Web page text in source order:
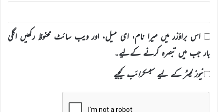
اس براؤزر میں میرا نام، ای میل، اور ویب سائٹ محفوظ رکھیں اگلی
بار جب میں تبصرہ کرنے کےلیے۔
نیوز لیٹر کے لیے سبسکرائب کیجیے